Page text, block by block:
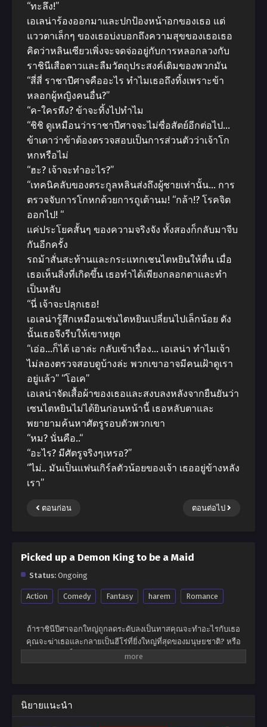
“ทะลึง!”
เอเลน่าร้องออกมาและปกป้องหน้าอกของเธอ แต่
แววตาเล็กๆ ของเธอบ่งบอกถึงความสุขของเธอเธอ
คิดว่าหลินเซียวเพิ่งจะจดจ่ออยู่กับการหลอกลวงกับ
ราชินีเสือดาวและลืมวัตถุประสงค์เดิมของพวกมัน
“สี่สี่ ราชาปีศาจคืออะไร ทําไมเธอถึงทิ้งเพราะข้า
หลอกผู้หญิงคนอื่น?”
“ค-ใครหึง? ข้าจะทิ้งไปทําไม
“ชิชิ ดูเหมือนว่าราชาปีศาจจะไม่ซื่อสัตย์อีกต่อไป…
ข้าเดาว่าข้าต้องตรวจสอบเป็นการส่วนตัวว่าเจ้าโก
หกหรือไม่
“ฮะ? เจ้าจะทําอะไร?”
“เทคนิคลับของตระกูลหลินส่งถึงผู้ชายเท่านั้น… การ
ตรวจจับการโกหกด้วยการถูเต้านม! “กล้า!? โรคจิต
ออกไป! “
แค่ประโยคสั้นๆ ของความจริงจัง ทั้งสองก็กลับมาจีบ
กันอีกครั้ง
รถม้าสั่นสะท้านและกระแทกเชนไตหยินให้ตื่น เมื่อ
เธอเห็นสิ่งที่เกิดขึ้น เธอทําได้เพียงกลอกตาและทํา
เป็นหลับ
“นี่ เจ้าจะปลุกเธอ!
เอเลน่ารู้สึกเหมือนเช่นไตหยินเปลี่ยนไปเล็กน้อย ดัง
นั้นเธอจึงรีบให้เขาหยุด
“เอ่อ…ก็ได้ เอาล่ะ กลับเข้าเรื่อง… เอเลน่า ทําไมเจ้า
ไม่ลองตรวจสอบดูบ้างล่ะ พวกเขาอาจมีคนเฝ้าดูเรา
อยู่แล้ว” “โอเค”
เอเลน่าจัดเสื้อผ้าของเธอและสงบลงหลังจากยืนยันว่า
เซนไตหยินไม่ได้ยินก่อนหน้านี้ เธอหลับตาและ
พยายามค้นหาศัตรูรอบตัวพวกเขา
“หม? นั่นคือ..“
“อะไร? มีศัตรูจริงๆเหรอ?”
“ไม่.. มันเป็นแฟนเกิร์ลตัวน้อยของเจ้า เธออยู่ข้างหลัง
เรา”
ตอนก่อน ตอนต่อไป
Picked up a Demon King to be a Maid
Status: Ongoing
Action Comedy Fantasy harem Romance
ถ้าราชินีปีศาจอกใหญ่ถูกลดระดับลงเป็นทาสคุณจะทำอะไรกับเธอ
คุณจะฆ่าเธอและกลายเป็นฮีโร่ที่ยิ่งใหญ่ที่สุดของมนุษยชาติ? หรือ
คุณจะให้เธอเป็นทาสและเพลิดเพลินไปกับความสุขในระดับสูงสุดใน
ได้! นั่นเป็นเหตุผลที่คำตอบของเขาคือ -“ ราชินีปีศาจคุณสามารถสวม
เสื้อผ้าและรีบออกไปจากที่นี้ได้ไหม?”
นิยายแนะนำ